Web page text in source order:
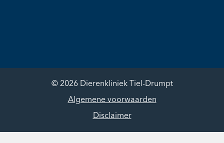
© 2026 Dierenkliniek Tiel-Drumpt
Algemene voorwaarden
Disclaimer